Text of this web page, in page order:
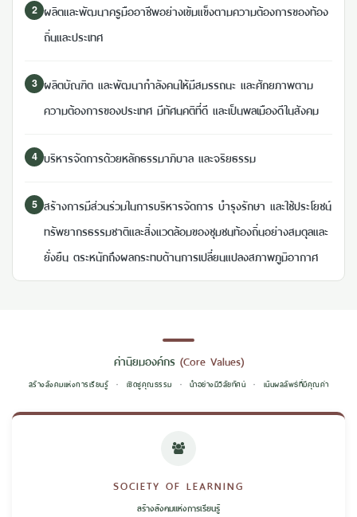
2 ผลิตและพัฒนาครูมืออาชีพอย่างเข้มแข็งตามความต้องการของท้อง
ถิ่นและประเทศ
3 ผลิตบัณฑิต และพัฒนากำลังคนให้มีสมรรถนะ และศักยภาพตาม
ความต้องการของประเทศ มีทัศนคติที่ดี และเป็นพลเมืองดีในสังคม
4 บริหารจัดการด้วยหลักธรรมาภิบาล และจริยธรรม
5 สร้างการมีส่วนร่วมในการบริหารจัดการ บำรุงรักษา และใช้ประโยชน์
ทรัพยากรธรรมชาติและสิ่งแวดล้อมของชุมชนท้องถิ่นอย่างสมดุลและ
ยั่งยืน ตระหนักถึงผลกระทบด้านการเปลี่ยนแปลงสภาพภูมิอากาศ
ค่านิยมองค์กร (Core Values)
สร้างสังคมแห่งการเรียนรู้ · เชิดชูคุณธรรม · นำอย่างมีวิสัยทัศน์ · เน้นผลลัพธ์ที่มีคุณค่า
SOCIETY OF LEARNING
สร้างสังคมแห่งการเรียนรู้